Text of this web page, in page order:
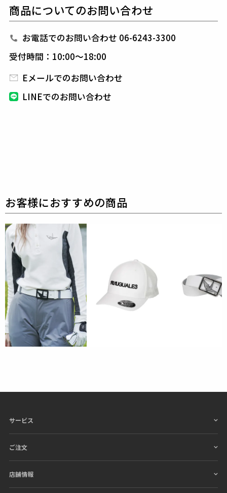
す。インナーはシャツに限らず、ニットやカットソー
と合わせても品格を保つことができ、快適性とドレス
性を兼ね備えシーンを選ばない万能セットアップに仕
素材
WOOL HYBRID BONDING JERSEY
outer
いハリ感も持たせた高級感のあるハイブリッド素材で
商品についてのお問い合わせ
お電話でのお問い合わせ 06-6243-3300
受付時間：10:00～18:00
Eメールでのお問い合わせ
LINEでのお問い合わせ
サービス
ご注文
店舗情報